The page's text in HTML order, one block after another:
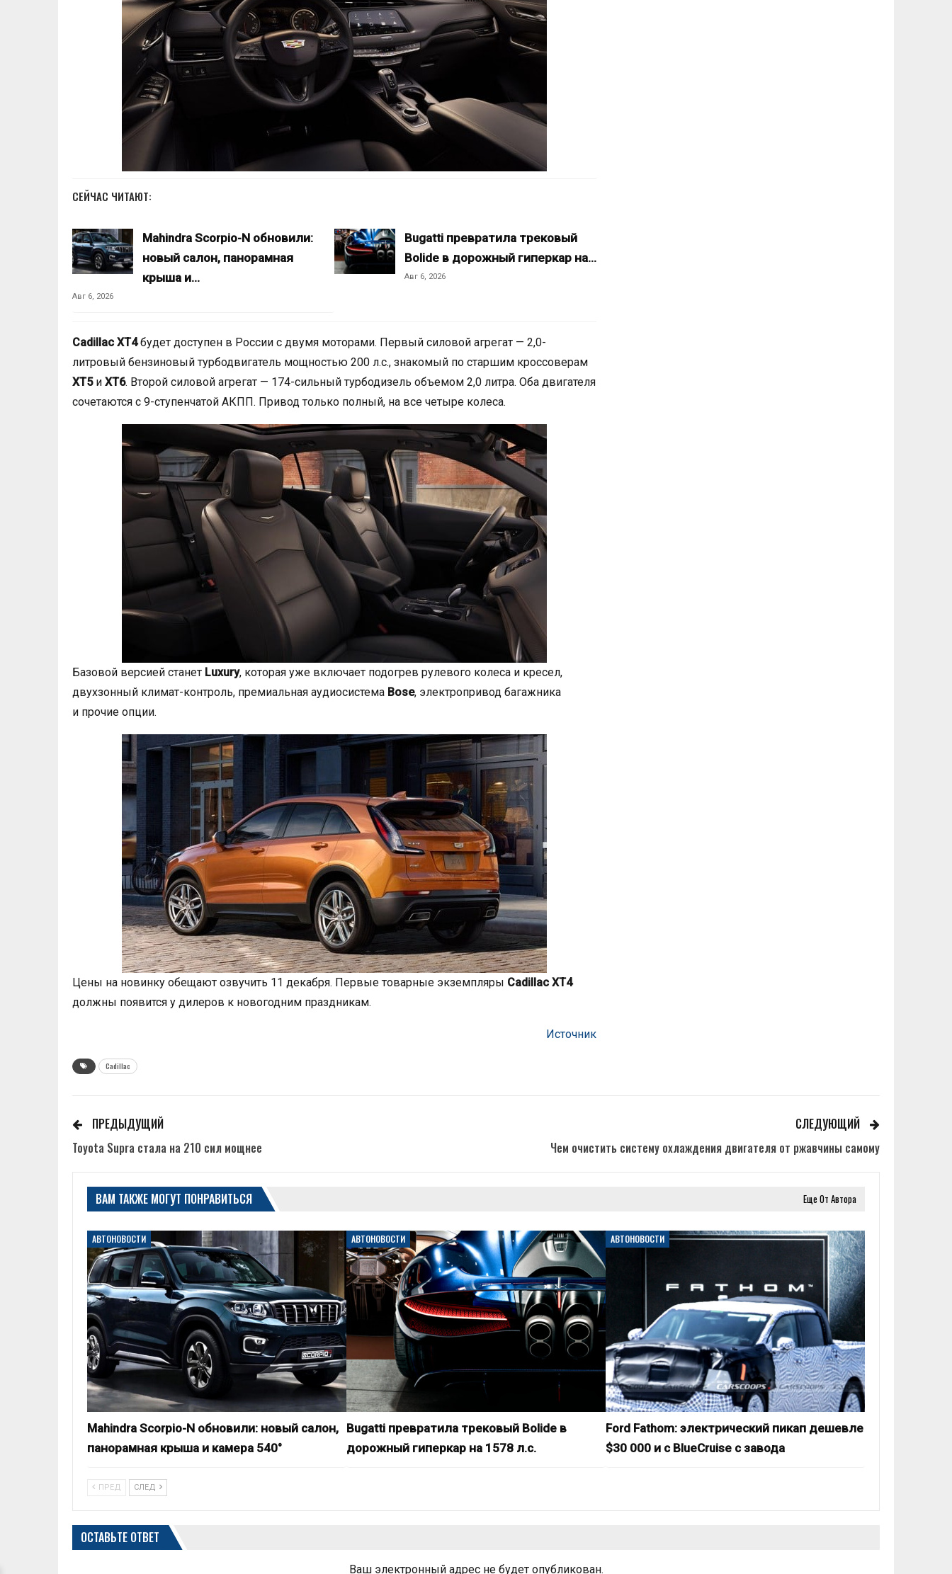
СЕЙЧАС ЧИТАЮТ:
Mahindra Scorpio-N обновили:
новый салон, панорамная
крыша и…
Авг 6, 2026
Bugatti превратила трековый
Bolide в дорожный гиперкар на…
Авг 6, 2026
Cadillac ХТ4будет доступен в России с двумя моторами. Первый силовой агрегат — 2,0-
литровый бензиновый турбодвигатель мощностью 200 л.с., знакомый по старшим кроссоверам
XT5и XT6. Второй силовой агрегат — 174-сильный турбодизель объемом 2,0 литра. Оба двигателя
сочетаются с 9-ступенчатой АКПП. Привод только полный, на все четыре колеса.
Базовой версией станет Luxury, которая уже включает подогрев рулевого колеса и кресел,
двухзонный климат-контроль, премиальная аудиосистема Bose, электропривод багажника
и прочие опции.
Цены на новинку обещают озвучить 11 декабря. Первые товарные экземпляры Cadillac ХТ4
должны появится у дилеров к новогодним праздникам.
Источник
Cadillac
ПРЕДЫДУЩИЙ
Toyota Supra стала на 210 сил мощнее
СЛЕДУЮЩИЙ
Чем очистить систему охлаждения двигателя от ржавчины самому
ВАМ ТАКЖЕ МОГУТ ПОНРАВИТЬСЯ Еще От Автора
АВТОНОВОСТИ
Mahindra Scorpio-N обновили: новый салон,
панорамная крыша и камера 540°
АВТОНОВОСТИ
Bugatti превратила трековый Bolide в
дорожный гиперкар на 1578 л.с.
АВТОНОВОСТИ
Ford Fathom: электрический пикап дешевле
$30 000 и с BlueCruise с завода
ПРЕД СЛЕД
ОСТАВЬТЕ ОТВЕТ
Ваш электронный адрес не будет опубликован.